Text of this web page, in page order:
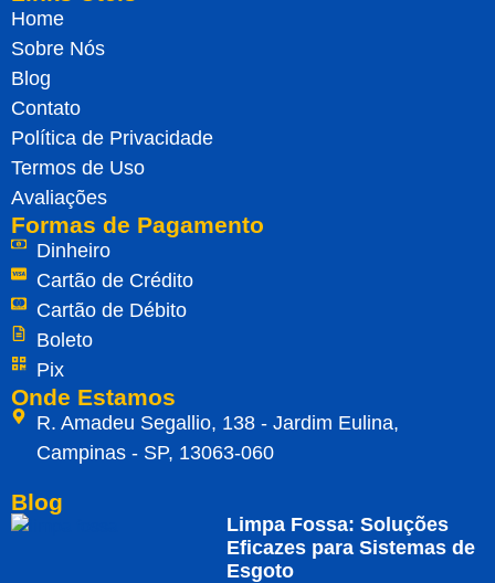
Home
Sobre Nós
Blog
Contato
Política de Privacidade
Termos de Uso
Avaliações
Formas de Pagamento
Dinheiro
Cartão de Crédito
Cartão de Débito
Boleto
Pix
Onde Estamos
R. Amadeu Segallio, 138 - Jardim Eulina,
Campinas - SP, 13063-060
Blog
Limpa Fossa: Soluções
Eficazes para Sistemas de
Esgoto